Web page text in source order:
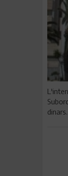
dinars.